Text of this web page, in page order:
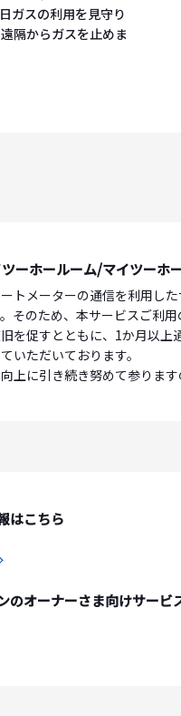
ガスの利用を見守り
隔からガスを止めま
ツーホールーム/マイツー
トメーターの通信を利用し
そのため、本サービスご利
を促すとともに、1か月以
いただいております。
上に引き続き努めて参りま
はこちら
のオーナーさま向けサービ